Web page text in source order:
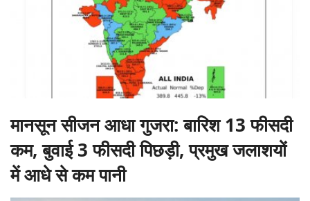
मानसून सीजन आधा गुजरा: बारिश 13 फीसदी
कम, बुवाई 3 फीसदी पिछड़ी, प्रमुख जलाशयों
में आधे से कम पानी